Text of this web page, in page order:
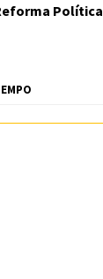
Política